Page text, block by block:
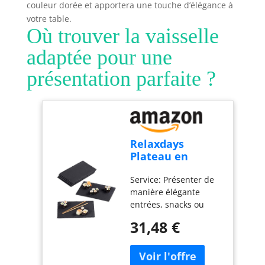
et un changement
accessoires. Compact
usage quotidien :
Léger, doté d'un câble
de 1 mètre et d'un
mixeur est facile à
ranger et parfait pour
toutes vos tâches de
cuisine.
couleur dorée et apportera une touche d’élégance à
votre table.
Où trouver la vaisselle
adaptée pour une
présentation parfaite ?
Relaxdays
Plateau en
26 x 16 cm,
assiette de
présentation,
plat de service,
anthracite
Service: Présenter de
manière élégante
entrées, snacks ou
plateau en ardoise 6
sushi décoratif est
31,48 €